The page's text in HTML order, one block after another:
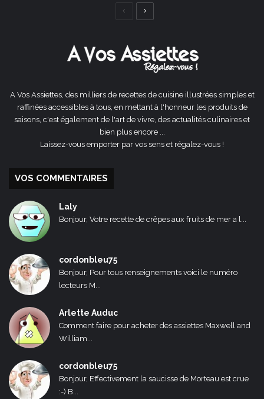
Page
A Vos Assiettes, des milliers de recettes de cuisine illustrées simples et
raffinées accessibles à tous, en mettant à l'honneur les produits de
saisons, c'est également de l'art de vivre, des actualités culinaires et
bien plus encore ...
Laissez-vous emporter par vos sens et régalez-vous !
VOS COMMENTAIRES
Laly
Bonjour, Votre recette de crêpes aux fruits de mer a l...
cordonbleu75
Bonjour, Pour tous renseignements voici le numéro
lecteurs M...
Arlette Auduc
Comment faire pour acheter des assiettes Maxwell and
William...
cordonbleu75
Bonjour, Effectivement la saucisse de Morteau est crue
:-) B...